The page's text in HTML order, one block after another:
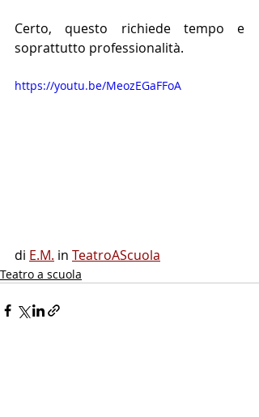
Certo, questo richiede tempo e
soprattutto professionalità.
https://youtu.be/MeozEGaFFoA
di E.M. in TeatroAScuola
Teatro a scuola